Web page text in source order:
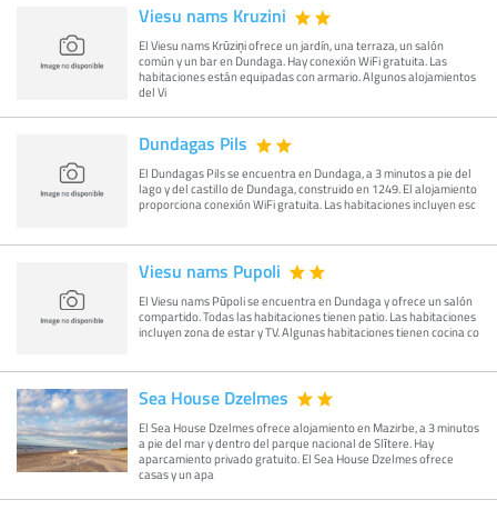
Viesu nams Kruzini
El Viesu nams Krūziņi ofrece un jardín, una terraza, un salón
común y un bar en Dundaga. Hay conexión WiFi gratuita. Las
habitaciones están equipadas con armario. Algunos alojamientos
del Vi
Dundagas Pils
El Dundagas Pils se encuentra en Dundaga, a 3 minutos a pie del
lago y del castillo de Dundaga, construido en 1249. El alojamiento
proporciona conexión WiFi gratuita. Las habitaciones incluyen esc
Viesu nams Pupoli
El Viesu nams Pūpoli se encuentra en Dundaga y ofrece un salón
compartido. Todas las habitaciones tienen patio. Las habitaciones
incluyen zona de estar y TV. Algunas habitaciones tienen cocina co
Sea House Dzelmes
El Sea House Dzelmes ofrece alojamiento en Mazirbe, a 3 minutos
a pie del mar y dentro del parque nacional de Slītere. Hay
aparcamiento privado gratuito. El Sea House Dzelmes ofrece
casas y un apa